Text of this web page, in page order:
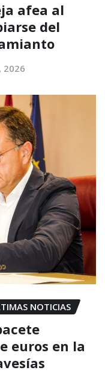
afea al
del
2026
NOTICIAS
euros en la